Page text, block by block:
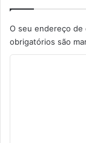
O seu endereço de
obrigatórios são